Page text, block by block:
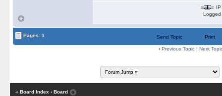
IP
Logged
Pages: 1 Send Topic Print
‹ Previous Topic | Next
« Board Index ‹ Board